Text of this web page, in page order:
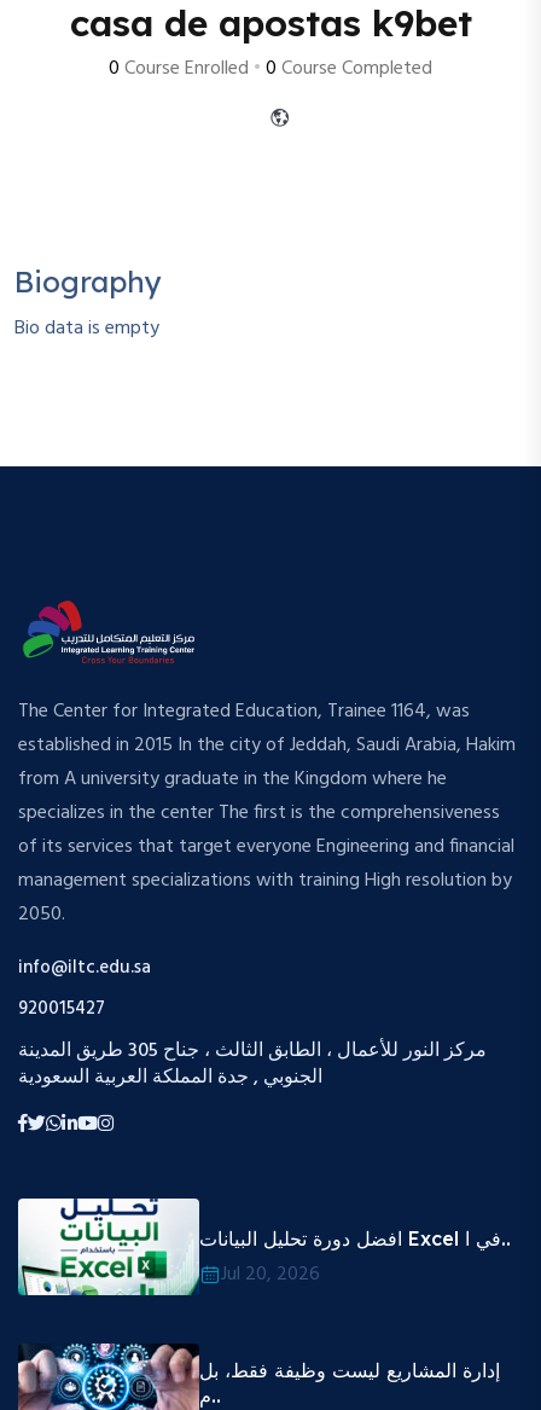
casa de apostas k9bet
0Course Enrolled •0Course Completed
Biography
Bio data is empty
The Center for Integrated Education, Trainee 1164, was
established in 2015 In the city of Jeddah, Saudi Arabia, Hakim
from A university graduate in the Kingdom where he
specializes in the center The first is the comprehensiveness
of its services that target everyone Engineering and financial
management specializations with training High resolution by
2050.
info@iltc.edu.sa
920015427
مركز النور للأعمال ، الطابق الثالث ، جناح 305 طريق المدينة
الجنوبي , جدة المملكة العربية السعودية
افضل دورة تحليل البيانات Excel في ا..
Jul 20, 2026
إدارة المشاريع ليست وظيفة فقط، بل
م..